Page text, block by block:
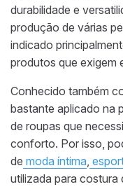
durabilidade e
produção de várias
indicado
produtos que exigem
Conhecido também
bastante aplicado na
de roupas que
conforto. Por isso,
de moda íntima
utilizada para costura